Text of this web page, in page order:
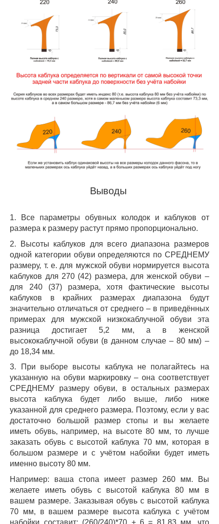
Выводы
1. Все параметры обувных колодок и каблуков от
размера к размеру растут прямо пропорционально.
2. Высоты каблуков для всего диапазона размеров
одной категории обуви определяются по СРЕДНЕМУ
размеру, т. е. для мужской обуви нормируется высота
каблуков для 270 (42) размера, для женской обуви –
для 240 (37) размера, хотя фактические высоты
каблуков в крайних размерах диапазона будут
значительно отличаться от среднего – в приведённых
примерах для мужской низкокаблучной обуви эта
разница достигает 5,2 мм, а в женской
высококаблучной обуви (в данном случае – 80 мм) –
до 18,34 мм.
3. При выборе высоты каблука не полагайтесь на
указанную на обуви маркировку – она соответствует
СРЕДНЕМУ размеру обуви, в остальных размерах
высота каблука будет либо выше, либо ниже
указанной для среднего размера. Поэтому, если у вас
достаточно большой размер стопы и вы желаете
иметь обувь, например, на высоте 80 мм, то лучше
заказать обувь с высотой каблука 70 мм, которая в
большом размере и с учётом набойки будет иметь
именно высоту 80 мм.
Например: ваша стопа имеет размер 260 мм. Вы
желаете иметь обувь с высотой каблука 80 мм в
вашем размере. Заказывая обувь с высотой каблука
70 мм, в вашем размере высота каблука с учётом
набойки составит: (260/240)*70 + 6 = 81,83 мм, что